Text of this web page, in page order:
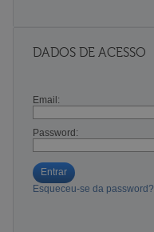
DADOS DE ACESSO
Email:
Password:
Entrar
Esqueceu-se da password?